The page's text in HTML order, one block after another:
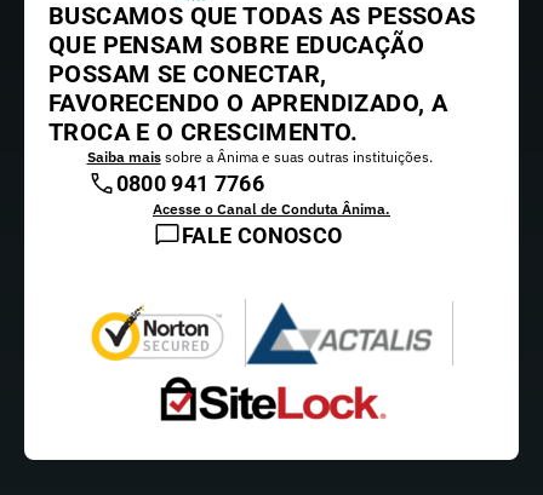
BUSCAMOS QUE TODAS AS PESSOAS
QUE PENSAM SOBRE EDUCAÇÃO
POSSAM SE CONECTAR,
FAVORECENDO O APRENDIZADO, A
TROCA E O CRESCIMENTO.
Saiba maissobre a Ânima e suas outras instituições.
0800 941 7766
Acesse o Canal de Conduta Ânima.
FALE CONOSCO